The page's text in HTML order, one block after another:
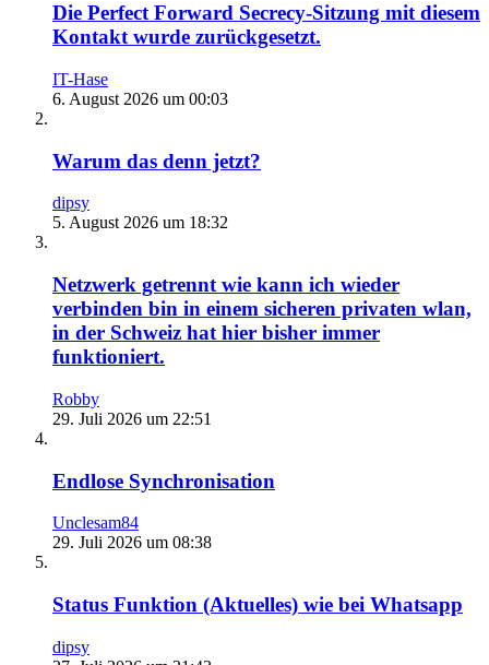
Die Perfect Forward Secrecy-Sitzung mit diesem
Kontakt wurde zurückgesetzt.
IT-Hase
6. August 2026 um 00:03
Warum das denn jetzt?
dipsy
5. August 2026 um 18:32
Netzwerk getrennt wie kann ich wieder
verbinden bin in einem sicheren privaten wlan,
in der Schweiz hat hier bisher immer
funktioniert.
Robby
29. Juli 2026 um 22:51
Endlose Synchronisation
Unclesam84
29. Juli 2026 um 08:38
Status Funktion (Aktuelles) wie bei Whatsapp
dipsy